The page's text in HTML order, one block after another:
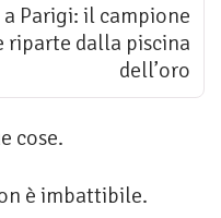
Parigi: il campione
riparte dalla piscina
dell’oro
cose.
è imbattibile.